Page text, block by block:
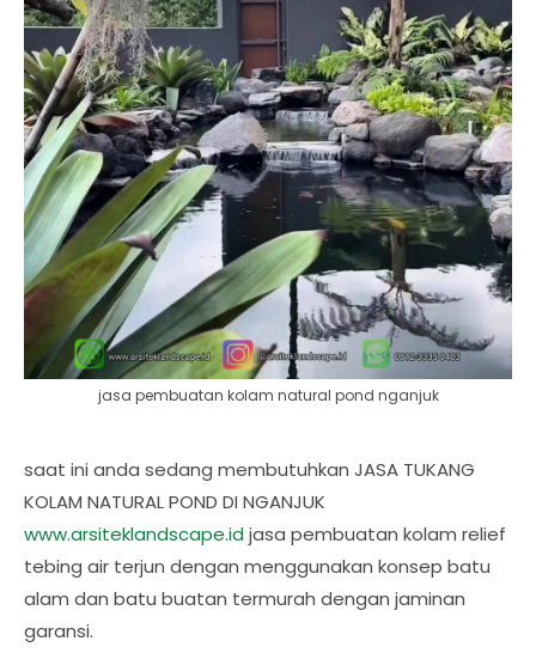
jasa pembuatan kolam natural pond nganjuk
saat ini anda sedang membutuhkan JASA TUKANG
KOLAM NATURAL POND DI NGANJUK
www.arsiteklandscape.id jasa pembuatan kolam relief
tebing air terjun dengan menggunakan konsep batu
alam dan batu buatan termurah dengan jaminan
garansi.